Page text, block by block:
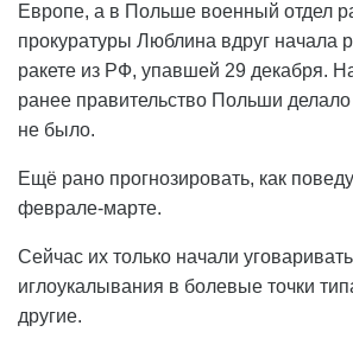
Европе, а в Польше военный отдел
прокуратуры Люблина вдруг начала
ракете из РФ, упавшей 29 декабря.
ранее правительство Польши делало
не было.
Ещё рано прогнозировать, как
феврале-марте.
Сейчас их только начали
иглоукалывания в болевые точки
другие.